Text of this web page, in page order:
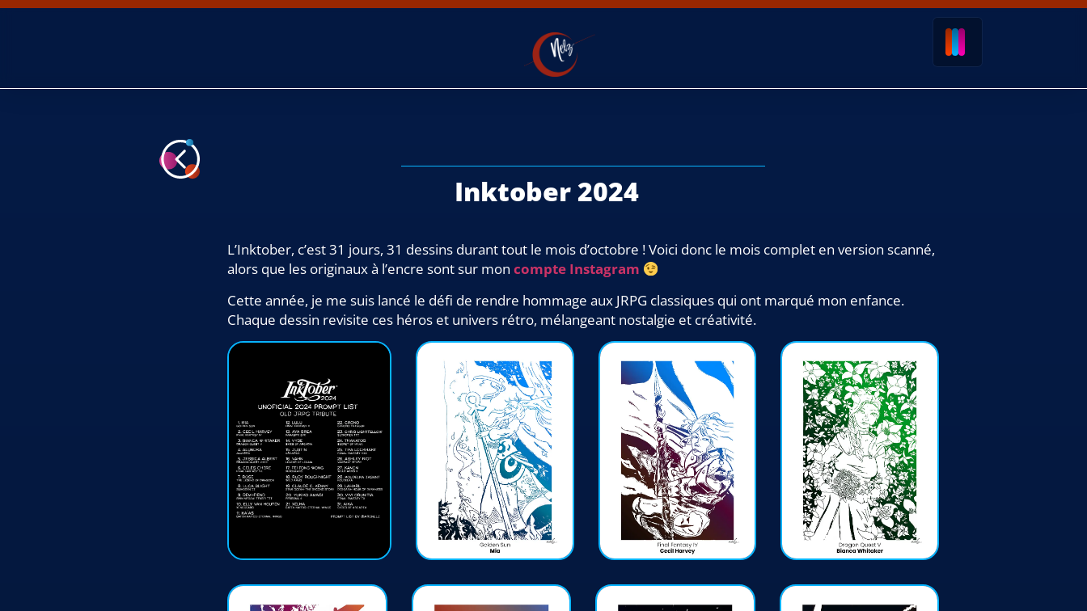
Inktober 2024
L’Inktober, c’est 31 jours, 31 dessins durant tout le mois d’octobre ! Voici donc le mois complet en version scanné,
alors que les originaux à l’encre sont sur mon compte Instagram
Cette année, je me suis lancé le défi de rendre hommage aux JRPG classiques qui ont marqué mon enfance.
Chaque dessin revisite ces héros et univers rétro, mélangeant nostalgie et créativité.